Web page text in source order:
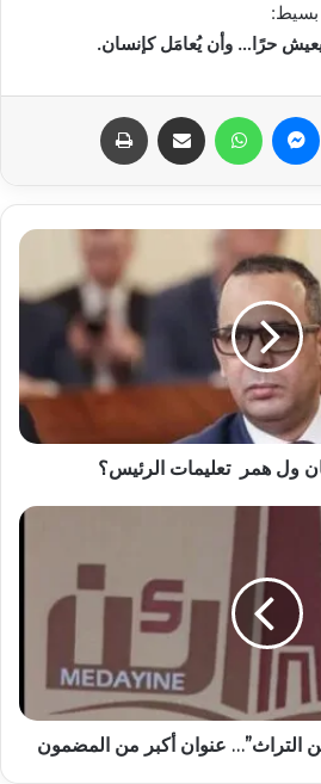
بسيط:
حرًا… وأن يُعامَل كإنسان.
ماسنجر واتساب مشاركة عبر البريد
ول همر تعليمات الرئيس؟
التراث”… عنوان أكبر من المضمون